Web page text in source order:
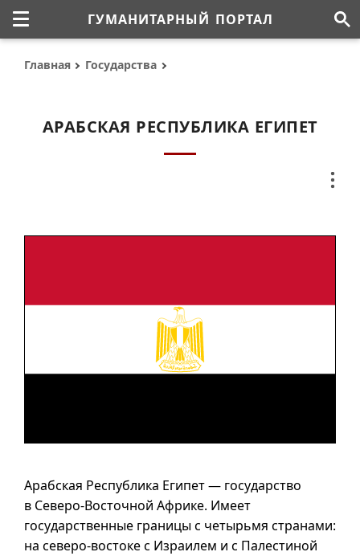
ГУМАНИТАРНЫЙ ПОРТАЛ
Главная Государства
АРАБСКАЯ РЕСПУБЛИКА ЕГИПЕТ
Арабская Республика Египет — государство
в Северо-Восточной Африке. Имеет
государственные границы с четырьмя странами:
на северо-востоке с Израилем и с Палестиной